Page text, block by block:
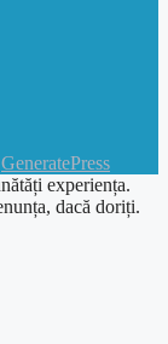
GeneratePress
experiența.
dacă doriți.